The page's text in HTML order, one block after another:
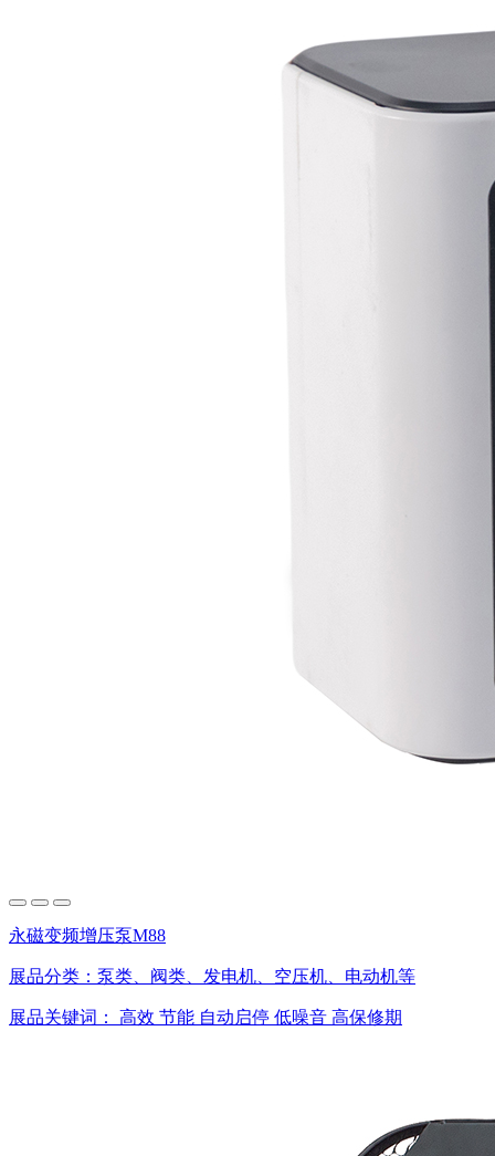
永磁变频增压泵M88
展品分类： 泵类、阀类、发电机、空压机、电动机等
展品关键词： 高效 节能 自动启停 低噪音 高保修期